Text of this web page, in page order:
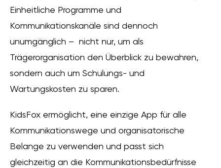
Einheitliche Programme und
Kommunikationskanäle sind dennoch
unumgänglich – nicht nur, um als
Trägerorganisation den Überblick zu bewahren,
sondern auch um Schulungs- und
Wartungskosten zu sparen.
KidsFox ermöglicht, eine einzige App für alle
Kommunikationswege und organisatorische
Belange zu verwenden und passt sich
gleichzeitig an die Kommunikationsbedürfnisse